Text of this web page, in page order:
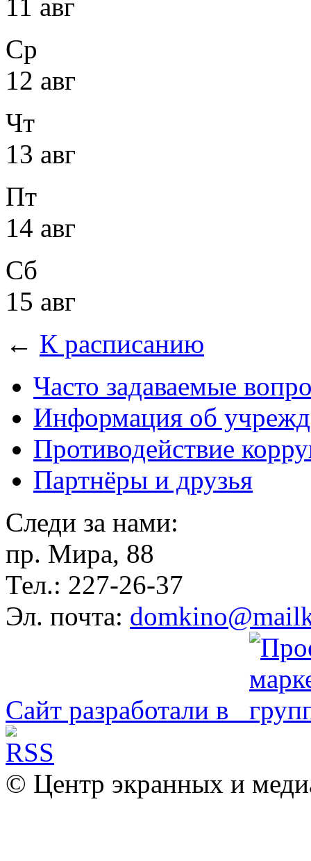
11 авг
Ср
12 авг
Чт
13 авг
Пт
14 авг
Сб
15 авг
← К расписанию
Часто задаваемые
Информация об
Противодействие
Партнёры и друзья
Следи за нами:
пр. Мира, 88
Тел.: 227-26-37
Эл. почта:
Сайт разработали в
© Центр экранных и